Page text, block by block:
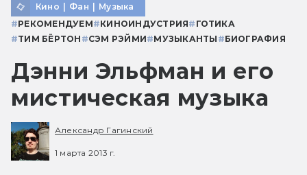
Кино | Фан | Музыка
#РЕКОМЕНДУЕМ#КИНОИНДУСТРИЯ# ГОТИКА
#ТИМ БЁРТОН #СЭМ РЭЙМИ#МУЗЫКАНТЫ #БИОГРАФИЯ
Дэнни Эльфман и его
мистическая музыка
Александр Гагинский
1 марта 2013 г.